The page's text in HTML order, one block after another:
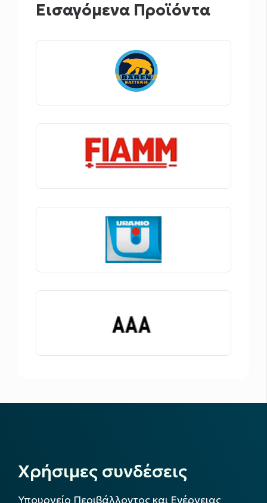
Εισαγόμενα Προϊόντα
Χρήσιμες συνδέσεις
Υπουργείο Περιβάλλοντος και Ενέργειας